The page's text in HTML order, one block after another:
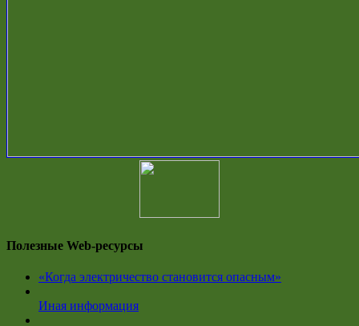
Полезные Web-ресурсы
«Когда электричество становится опасным»
Иная информация